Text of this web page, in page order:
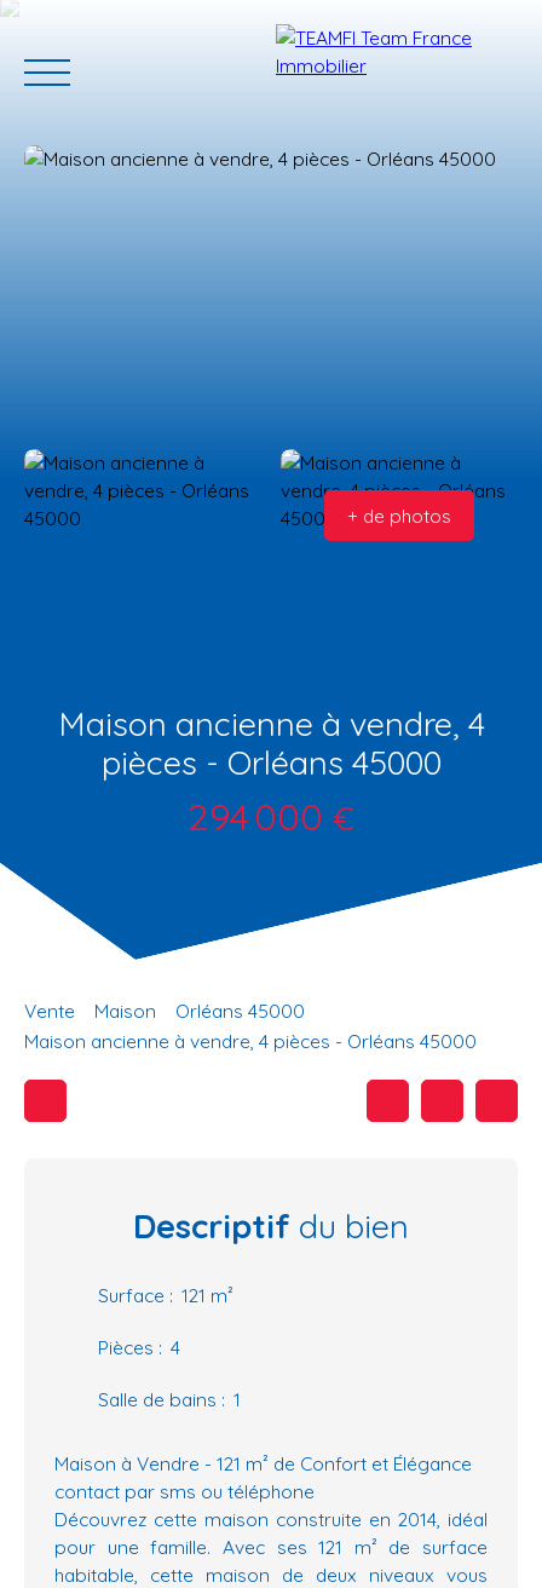
Estimation
+ de photos
Maison ancienne à vendre, 4
pièces - Orléans 45000
294 000 €
Vente Maison
Orléans 45000
Maison ancienne à vendre, 4 pièces - Orléans 45000
Descriptif du bien
Surface : 121 m²
Pièces : 4
Salle de bains : 1
Maison à Vendre - 121 m² de Confort et Élégance
contact par sms ou téléphone
Découvrez cette maison construite en 2014, idéal
pour une famille. Avec ses 121 m² de surface
habitable, cette maison de deux niveaux vous